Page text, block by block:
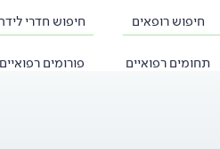
חיפוש רופאים חיפוש חדרי
תחומים רפואיים פורומים רפואיים